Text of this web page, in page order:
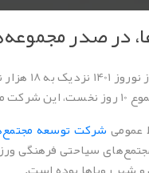
در صدر
در
بوده است.
عمومیشرکت توسعه